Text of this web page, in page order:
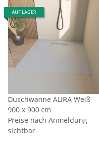
AUF LAGER
Duschwanne ALIRA Weiß
900 x 900 cm
Preise nach Anmeldung
sichtbar